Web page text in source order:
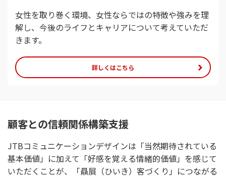
女性を取り巻く環境、女性ならではの特徴や強みを理
解し、今後のライフとキャリアについて考えていただ
きます。
詳しくはこちら
顧客との信頼関係構築支援
JTBコミュニケーションデザインは「当然期待されている
基本価値」に加えて「好感を覚える情緒的価値」を感じて
いただくことが、「贔屓（ひいき）客づくり」につながる